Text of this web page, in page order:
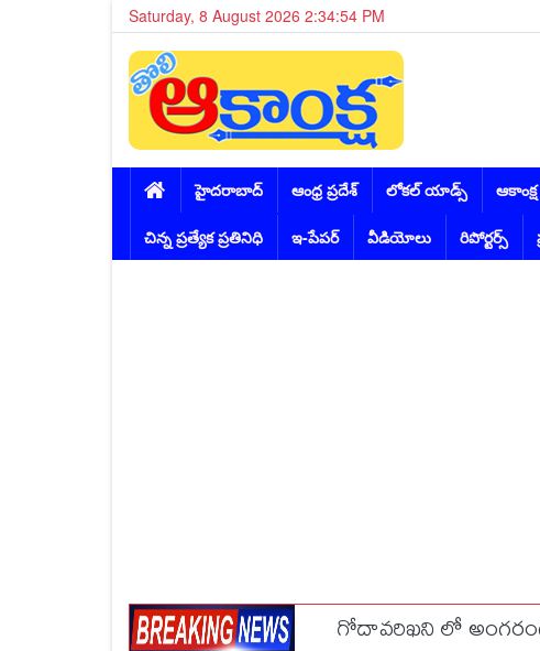
Saturday, 8 August 2026 2:34:56 PM
హైదరాబాద్ ఆంధ్ర ప్రదేశ్ లోకల్ యాడ్స్
చిన్న ప్రత్యేక ప్రతినిధి ఇ-పేపర్ వీడియోలు రిపోర్టర్స్
బ్రతకడానికి వచ్చిన